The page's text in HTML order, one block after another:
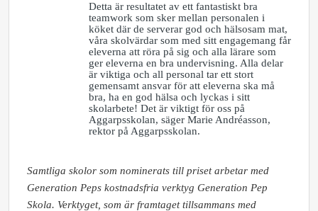
Detta är resultatet av ett fantastiskt bra
teamwork som sker mellan personalen i
köket där de serverar god och hälsosam mat,
våra skolvärdar som med sitt engagemang får
eleverna att röra på sig och alla lärare som
ger eleverna en bra undervisning. Alla delar
är viktiga och all personal tar ett stort
gemensamt ansvar för att eleverna ska må
bra, ha en god hälsa och lyckas i sitt
skolarbete! Det är viktigt för oss på
Aggarpsskolan, säger Marie Andréasson,
rektor på Aggarpsskolan.
Samtliga skolor som nominerats till priset arbetar med
Generation Peps kostnadsfria verktyg Generation Pep
Skola. Verktyget, som är framtaget tillsammans med